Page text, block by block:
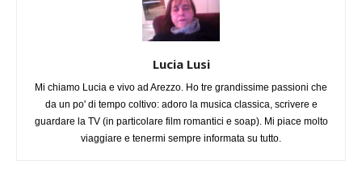
Lucia Lusi
Mi chiamo Lucia e vivo ad Arezzo. Ho tre grandissime passioni che
da un po' di tempo coltivo: adoro la musica classica, scrivere e
guardare la TV (in particolare film romantici e soap). Mi piace molto
viaggiare e tenermi sempre informata su tutto.